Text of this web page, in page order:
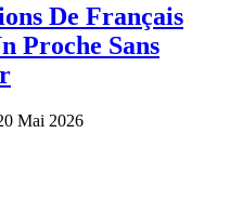
De Français
Proche Sans
Mai 2026